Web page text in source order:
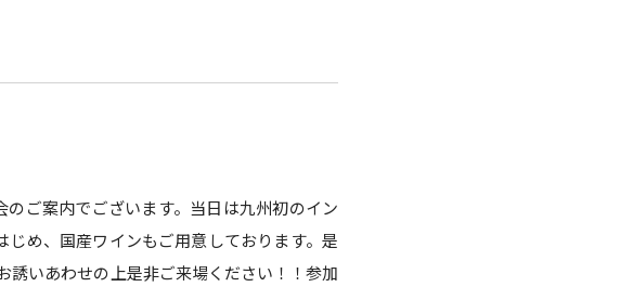
ご案内でございます。当日は九州初のイン
め、国産ワインもご用意しております。是
誘いあわせの上是非ご来場ください！！参加